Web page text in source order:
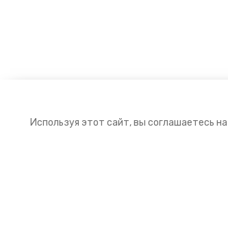
Используя этот сайт, вы соглашаетесь